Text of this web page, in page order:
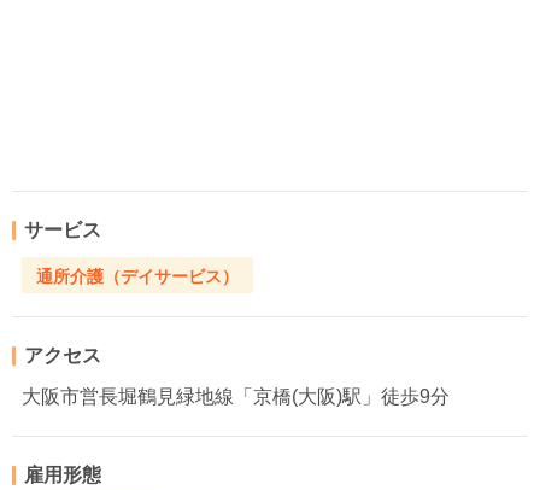
サービス
通所介護（デイサービス）
アクセス
大阪市営長堀鶴見緑地線「京橋(大阪)駅」徒歩9分
雇用形態